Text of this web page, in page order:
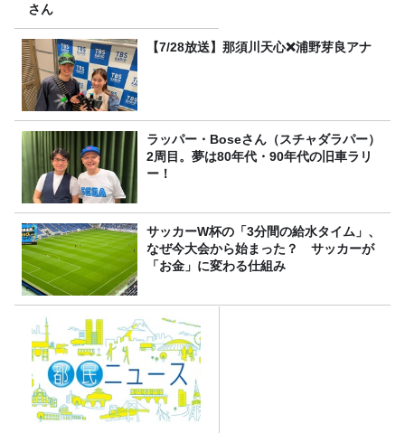
さん
【7/28放送】那須川天心❌浦野芽良アナ
ラッパー・Boseさん（スチャダラパー）
2周目。夢は80年代・90年代の旧車ラリ
ー！
サッカーW杯の「3分間の給水タイム」、
なぜ今大会から始まった？ サッカーが
「お金」に変わる仕組み